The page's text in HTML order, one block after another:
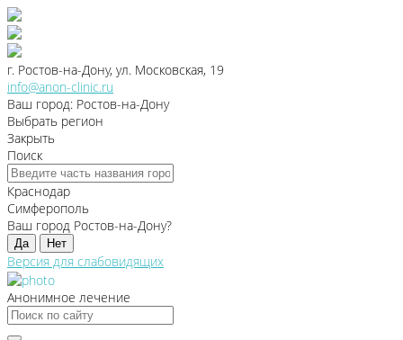
г. Ростов-на-Дону, ул. Московская, 19
info@anon-clinic.ru
Ваш город: Ростов-на-Дону
Выбрать регион
Закрыть
Поиск
Краснодар
Симферополь
Ваш город Ростов-на-Дону?
Да Нет
Версия для слабовидящих
Анонимное лечение